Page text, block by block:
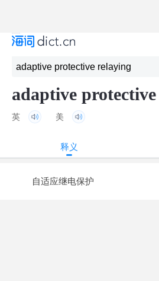
adaptive
英 美
释义
自适应继电保护